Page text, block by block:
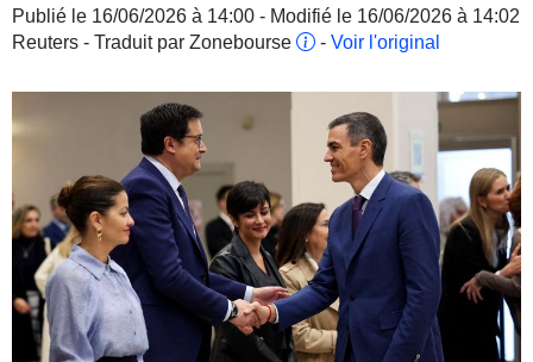
Publié le 16/06/2026 à 14:00 - Modifié le 16/06/2026 à 14:02
Reuters - Traduit par Zonebourse
- Voir l'original